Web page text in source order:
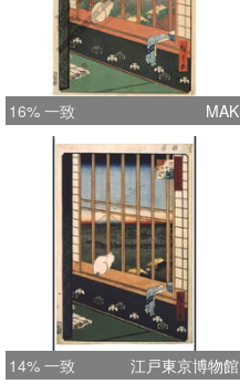
16% 一致 MAK
14% 一致 江戸東京博物館